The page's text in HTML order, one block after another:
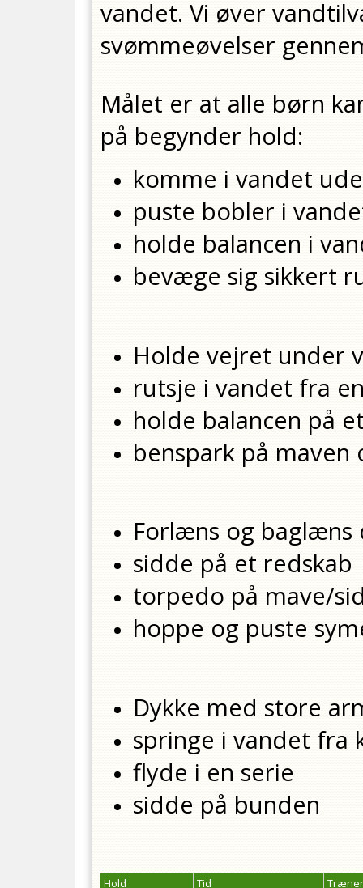
vandet. Vi øver
svømmeøvelser
Målet er at alle børn
på begynder hold:
komme i vandet
puste bobler i
holde balancen i
bevæge sig sikkert
Holde vejret under
rutsje i vandet fra
holde balancen på
benspark på maven
Forlæns og baglæns
sidde på et redskab
torpedo på mave/
hoppe og puste
Dykke med store
springe i vandet fra
flyde i en serie
sidde på bunden
Hold Tid